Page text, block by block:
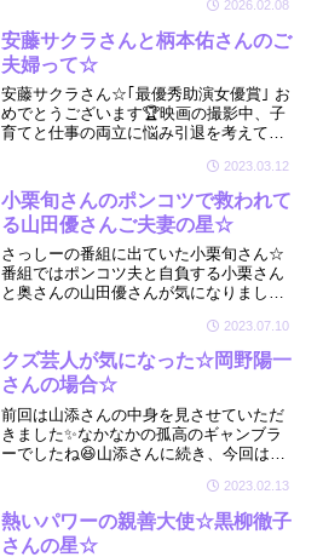
2026.02.08
安藤サクラさんと柄本佑さんのご
夫婦って☆
安藤サクラさん☆｢最優秀助演女優賞｣ お
めでとうございます🏆映画の撮影中、子
育てと仕事の両立に悩み引退を考えてい
いるのかな？と気になり、宿命を見させ
ていただきました☆
2023.03.12
小栗旬さんのポンコツで救われて
る山田優さんご夫妻の星☆
さっしーの番組に出ていた小栗旬さん☆
番組ではポンコツ夫と自負する小栗さん
と奥さんの山田優さんが気になりまして
まく出来た相性だな～」というご関係で
した☆
2023.07.10
クズ芸人が気になった☆岡野陽一
さんの場合☆
前回は山添さんの中身を見させていただ
きました✨なかなかの孤高のギャンブラ
ーでしたね😆山添さんに続き、今回は、
2023.02.13
熱いパワーの親善大使☆黒柳徹子
さんの星☆